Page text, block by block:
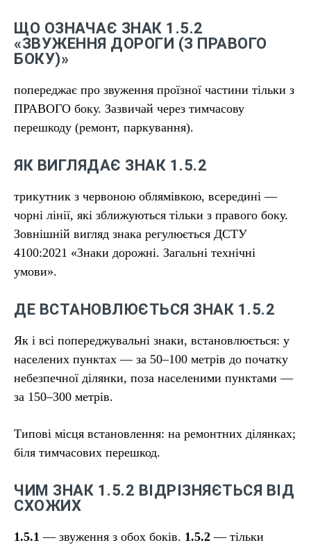
ЩО ОЗНАЧАЄ ЗНАК 1.5.2
«ЗВУЖЕННЯ ДОРОГИ (З ПРАВОГО
БОКУ)»
попереджає про звуження проїзної частини тільки з
ПРАВОГО боку. Зазвичай через тимчасову
перешкоду (ремонт, паркування).
ЯК ВИГЛЯДАЄ ЗНАК 1.5.2
трикутник з червоною облямівкою, всередині —
чорні лінії, які зближуються тільки з правого боку.
Зовнішній вигляд знака регулюється ДСТУ
4100:2021 «Знаки дорожні. Загальні технічні
умови».
ДЕ ВСТАНОВЛЮЄТЬСЯ ЗНАК 1.5.2
Як і всі попереджувальні знаки, встановлюється: у
населених пунктах — за 50–100 метрів до початку
небезпечної ділянки, поза населеними пунктами —
за 150–300 метрів.
Типові місця встановлення: на ремонтних ділянках;
біля тимчасових перешкод.
ЧИМ ЗНАК 1.5.2 ВІДРІЗНЯЄТЬСЯ ВІД
СХОЖИХ
1.5.1 — звуження з обох боків. 1.5.2 — тільки